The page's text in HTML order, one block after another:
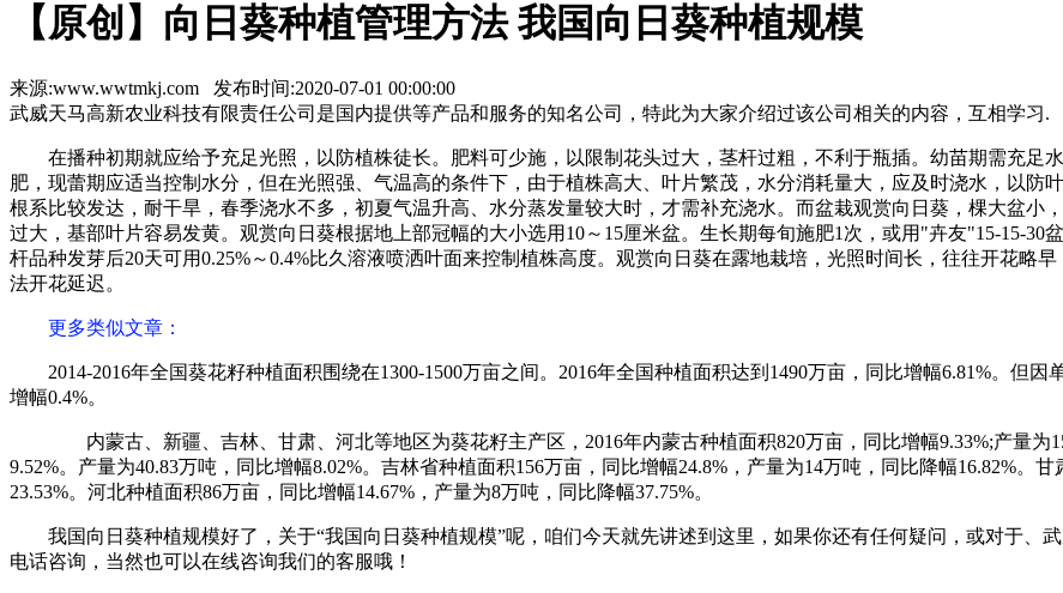
【原创】向日葵种植管理方法 我国向日葵种植规模
来源:www.wwtmkj.com 发布时间:2020-07-01 00:00:00
武威天马高新农业科技有限责任公司是国内提供等产品和服务的知名公司，特此为大家介绍过该公司相关的内容，互相学习.
在播种初期就应给予充足光照，以防植株徒长。肥料可少施，以限制花头过大，茎杆过粗，不利于瓶插。幼苗期需充足
肥，现蕾期应适当控制水分，但在光照强、气温高的条件下，由于植株高大、叶片繁茂，水分消耗量大，应及时浇水，以防
根系比较发达，耐干旱，春季浇水不多，初夏气温升高、水分蒸发量较大时，才需补充浇水。而盆栽观赏向日葵，棵大盆小
过大，基部叶片容易发黄。观赏向日葵根据地上部冠幅的大小选用10～15厘米盆。生长期每旬施肥1次，或用"卉友"15-15-30
杆品种发芽后20天可用0.25%～0.4%比久溶液喷洒叶面来控制植株高度。观赏向日葵在露地栽培，光照时间长，往往开花略
法开花延迟。
更多类似文章 ：
2014-2016年全国葵花籽种植面积围绕在1300-1500万亩之间。2016年全国种植面积达到1490万亩，同比增幅6.81%。但
增幅0.4%。
内蒙古、新疆、吉林、甘肃、河北等地区为葵花籽主产区，2016年内蒙古种植面积820万亩，同比增幅9.33%;产量为
9.52%。产量为40.83万吨，同比增幅8.02%。吉林省种植面积156万亩，同比增幅24.8%，产量为14万吨，同比降幅16.82%。
23.53%。河北种植面积86万亩，同比增幅14.67%，产量为8万吨，同比降幅37.75%。
我国向日葵种植规模好了，关于“我国向日葵种植规模”呢，咱们今天就先讲述到这里，如果你还有任何疑问，或对于、
电话咨询，当然也可以在线咨询我们的客服哦！